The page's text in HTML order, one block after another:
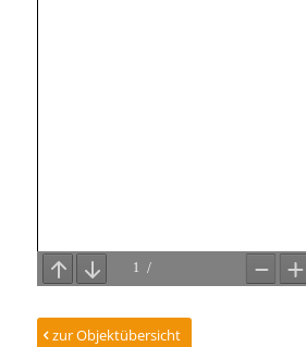
zur Objektübersicht